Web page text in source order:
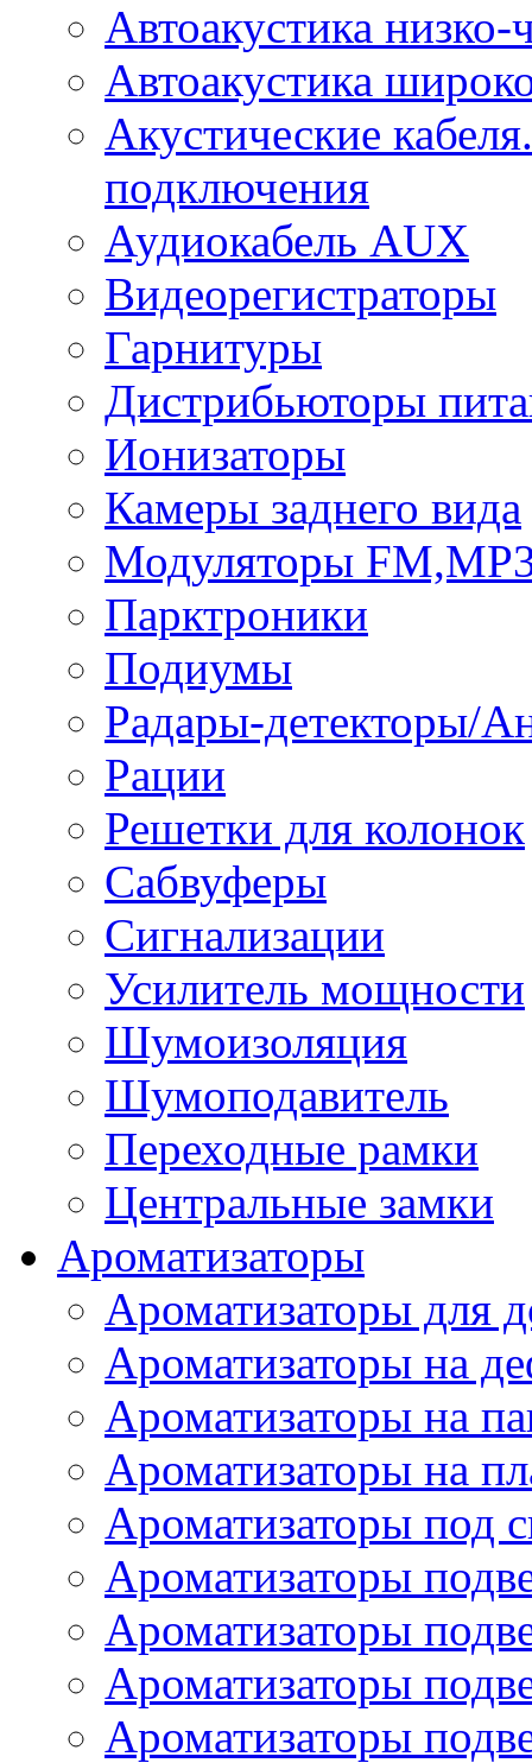
Автоакустика низко-
Автоакустика
Акустические
подключения
Аудиокабель AUX
Видеорегистраторы
Гарнитуры
Дистрибьюторы
Ионизаторы
Камеры заднего вида
Модуляторы
Парктроники
Подиумы
Радары-детекторы/
Рации
Решетки для колонок
Сабвуферы
Сигнализации
Усилитель мощности
Шумоизоляция
Шумоподавитель
Переходные рамки
Центральные замки
Ароматизаторы
Ароматизаторы для
Ароматизаторы на
Ароматизаторы на
Ароматизаторы на
Ароматизаторы под
Ароматизаторы
Ароматизаторы
Ароматизаторы
Ароматизаторы